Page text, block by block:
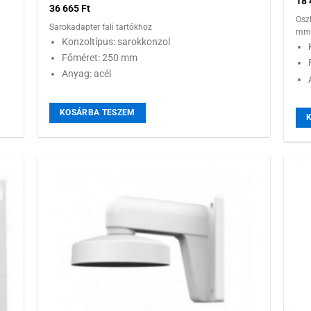
36 665Ft
Sarokadapter fali tartókhoz
Konzoltípus: sarokkonzol
Főméret: 250 mm
Anyag: acél
KOSÁRBA TESZEM